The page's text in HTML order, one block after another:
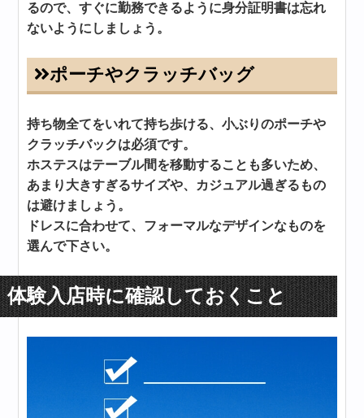
るので、すぐに勤務できるように身分証明書は忘れ
ないようにしましょう。
ポーチやクラッチバッグ
持ち物全てをいれて持ち歩ける、小ぶりのポーチや
クラッチバックは必須です。
ホステスはテーブル間を移動することも多いため、
あまり大きすぎるサイズや、カジュアル過ぎるもの
は避けましょう。
ドレスに合わせて、フォーマルなデザインなものを
選んで下さい。
体験入店時に確認しておくこと